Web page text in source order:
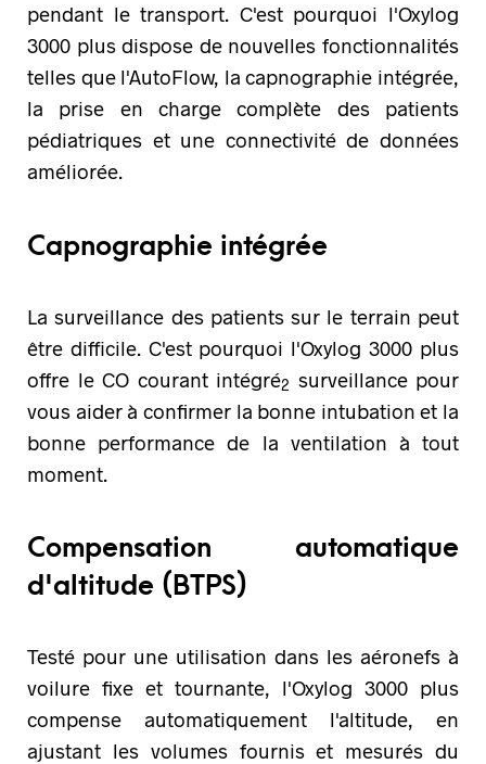
pendant le transport. C'est pourquoi l'Oxylog
3000 plus dispose de nouvelles fonctionnalités
telles que l'AutoFlow, la capnographie intégrée,
la prise en charge complète des patients
pédiatriques et une connectivité de données
améliorée.
Capnographie intégrée
La surveillance des patients sur le terrain peut
être difficile. C'est pourquoi l'Oxylog 3000 plus
offre le CO courant intégré2 surveillance pour
vous aider à confirmer la bonne intubation et la
bonne performance de la ventilation à tout
moment.
Compensation automatique
d'altitude (BTPS)
Testé pour une utilisation dans les aéronefs à
voilure fixe et tournante, l'Oxylog 3000 plus
compense automatiquement l'altitude, en
ajustant les volumes fournis et mesurés du